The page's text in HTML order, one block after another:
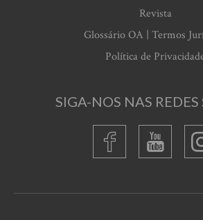
Revista
Glossário OA | Termos
Política de
SIGA-NOS NAS REDES